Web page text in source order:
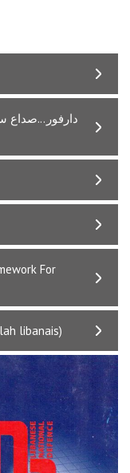
دارفور...صداع
For
libanais)